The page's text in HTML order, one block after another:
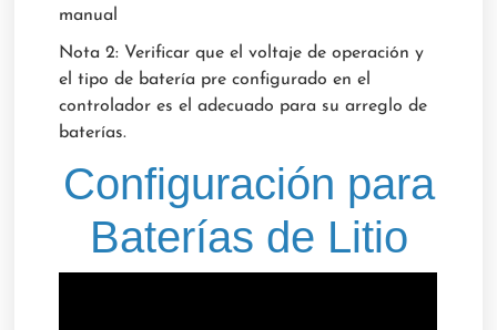
manual
Nota 2: Verificar que el voltaje de operación y
el tipo de batería pre configurado en el
controlador es el adecuado para su arreglo de
baterías.
Configuración para
Baterías de Litio